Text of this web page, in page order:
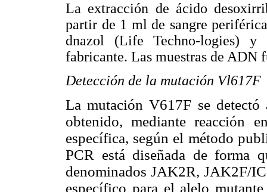
La extracción de ácido
partir de 1 ml de sangre
dnazol (Life Techno-logies)
fabricante. Las muestras de ADN
Detección de la mutación Vl617F
La mutación V617F se
obtenido, mediante reacción
específica, según el método
PCR está diseñada de forma
denominados JAK2R, JAK2F/
específico para el alelo